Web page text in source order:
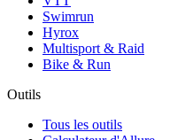
Swimrun
Hyrox
Multisport & Raid
Bike & Run
Outils
Tous les outils